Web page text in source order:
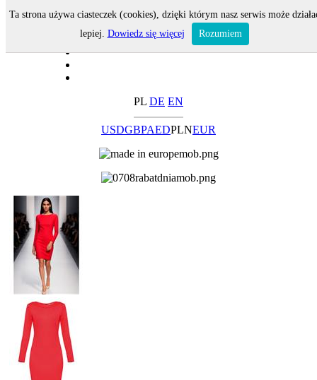
PL DE EN
USDGBPAEDPLNEUR
Ta strona używa ciasteczek (cookies), dzięki którym nasz serwis może
lepiej. Dowiedz się więcej Rozumiem